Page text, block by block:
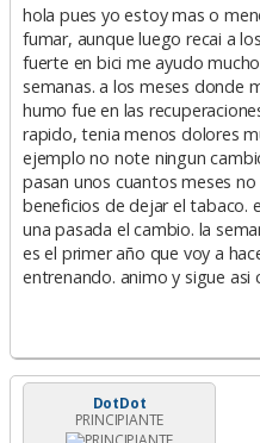
n
a
j
e
hola pues yo estoy mas o
fumar, aunque luego recai a
fuerte en bici me ayudo
semanas. a los meses donde
humo fue en las
rapido, tenia menos dolores
ejemplo no note ningun
pasan unos cuantos meses
beneficios de dejar el tabaco.
una pasada el cambio. la
es el primer año que voy a
entrenando. animo y sigue asi
DotDot
PRINCIPIANTE